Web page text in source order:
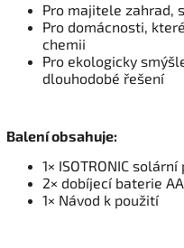
Pro majitele zahrad,
Pro domácnosti,
chemii
Pro ekologicky
dlouhodobé řešení
Balení obsahuje:
1× ISOTRONIC
2× dobíjecí baterie
1× Návod k použití